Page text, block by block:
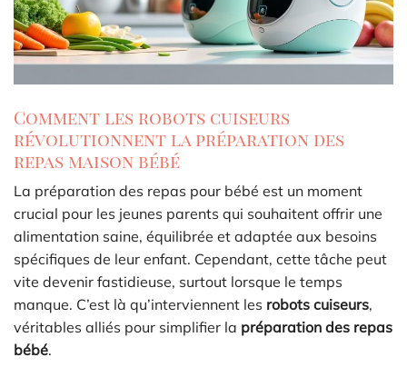
Comment les robots cuiseurs
révolutionnent la préparation des
repas maison bébé
La préparation des repas pour bébé est un moment
crucial pour les jeunes parents qui souhaitent offrir une
alimentation saine, équilibrée et adaptée aux besoins
spécifiques de leur enfant. Cependant, cette tâche peut
vite devenir fastidieuse, surtout lorsque le temps
manque. C’est là qu’interviennent les robots cuiseurs,
véritables alliés pour simplifier la préparation des repas
bébé.